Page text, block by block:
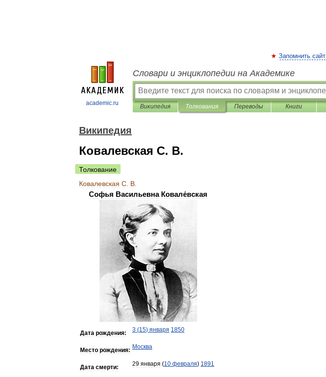
academic.ru
Запомнить сайт
Словари и энциклопедии на Академике
Википедия Толкования Переводы Книги
Википедия
Ковалевская С. В.
Толкование
Ковалевская С В
Софья Васильевна Ковале́вская
Дата рождения: 3 (15) января 1850
Место рождения: Москва
Дата смерти: 29 января (10 февраля) 1891